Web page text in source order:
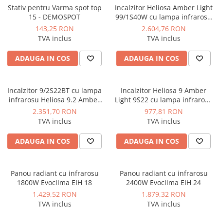
egalizare
Pompe de circulatie si accesorii
Vase de expansiune termice
Detectoare si regulatoare de gaz si
fum
Boilere
Rezervoare de acumulare
Instant apa calda pe gaz / GPL
Panouri solare si fotovoltaice
Panouri solare cu tuburi vidate
Pachete complete panouri solare
Echipamente pentru panouri
Stativ pentru Varma spot top
15 - DEMOSPOT
143,25 RON
TVA inclus
ADAUGA IN COS
Incalzitor Heliosa Amber Light
99/1S40W cu lampa infrarosu
4000W IPX5
2.604,76 RON
TVA inclus
ADAUGA IN COS
Incalzitor 9/2S22BT cu lampa
infrarosu Heliosa 9.2 Amber
Light 2200W IPX5
2.351,70 RON
TVA inclus
ADAUGA IN COS
Incalzitor Heliosa 9 Amber
Light 9S22 cu lampa infrarosu
2200W IPx5
977,81 RON
TVA inclus
ADAUGA IN COS
Panou radiant cu infrarosu
1800W Evoclima EIH 18
1.429,52 RON
TVA inclus
Panou radiant cu infrarosu
2400W Evoclima EIH 24
1.879,32 RON
TVA inclus